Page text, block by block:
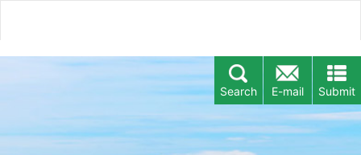
Submit
E-mail
Search